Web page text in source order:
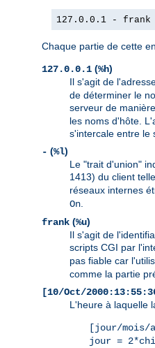
127.0.0.1 - frank
Chaque partie de cette
127.0.0.1 (%h)
Il s'agit de
de déterminer le
serveur de
les noms d'hôte.
s'intercale entre le
- (%l)
Le "trait d'union"
1413) du client
réseaux internes
On.
frank (%u)
Il s'agit de
scripts CGI par
pas fiable car
comme la partie
[10/Oct/
L'heure à laquelle
[jour/mois/
jour =